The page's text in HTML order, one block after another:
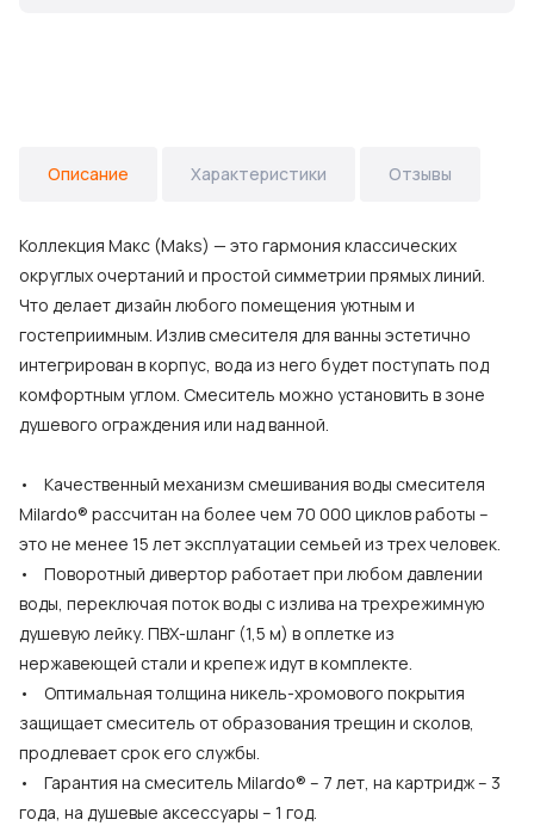
Описание Характеристики Отзывы
Коллекция Макс (Maks) — это гармония классических
округлых очертаний и простой симметрии прямых линий.
Что делает дизайн любого помещения уютным и
гостеприимным. Излив смесителя для ванны эстетично
интегрирован в корпус, вода из него будет поступать под
комфортным углом. Смеситель можно установить в зоне
душевого ограждения или над ванной.
• Качественный механизм смешивания воды смесителя
Milardo® рассчитан на более чем 70 000 циклов работы –
это не менее 15 лет эксплуатации семьей из трех человек.
• Поворотный дивертор работает при любом давлении
воды, переключая поток воды с излива на трехрежимную
душевую лейку. ПВХ-шланг (1,5 м) в оплетке из
нержавеющей стали и крепеж идут в комплекте.
• Оптимальная толщина никель-хромового покрытия
защищает смеситель от образования трещин и сколов,
продлевает срок его службы.
• Гарантия на смеситель Milardo® – 7 лет, на картридж – 3
года, на душевые аксессуары – 1 год.